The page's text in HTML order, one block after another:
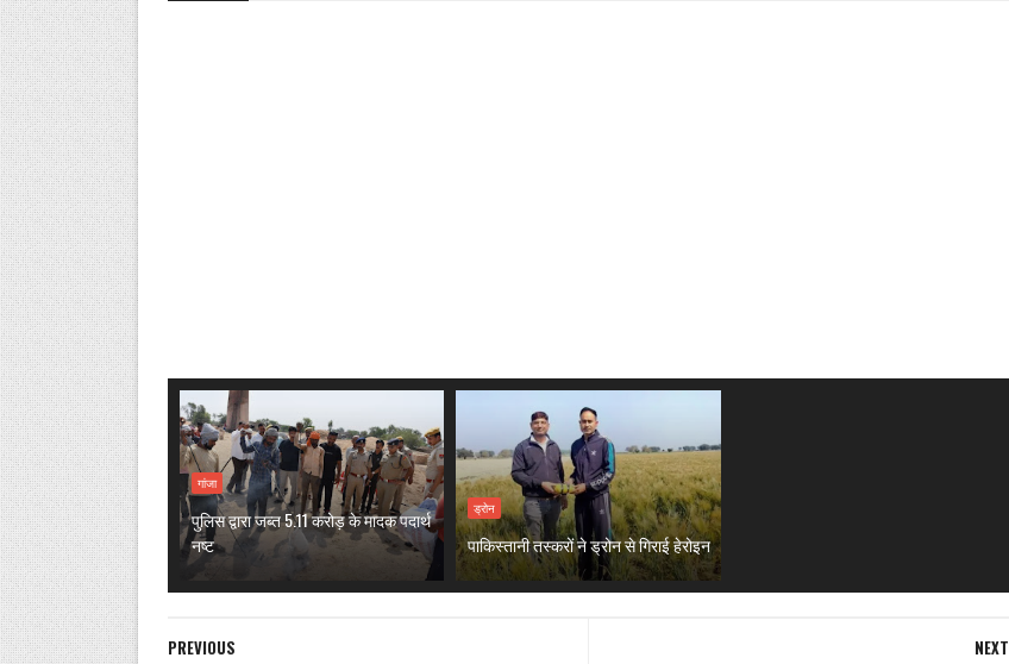
गांजा
पुलिस द्वारा जब्त 5.11 करोड़ के मादक पदार्थ
नष्ट
ड्रोन
पाकिस्तानी तस्करों ने ड्रोन से गिराई हेरोइन
NEXT
PREVIOUS